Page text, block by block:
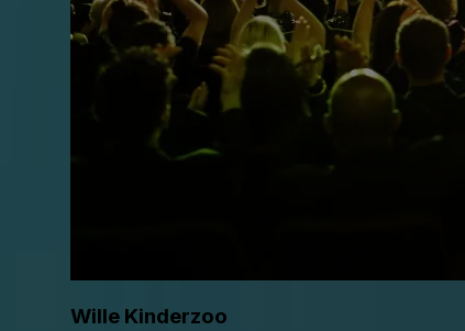
Wille Kinderzoo